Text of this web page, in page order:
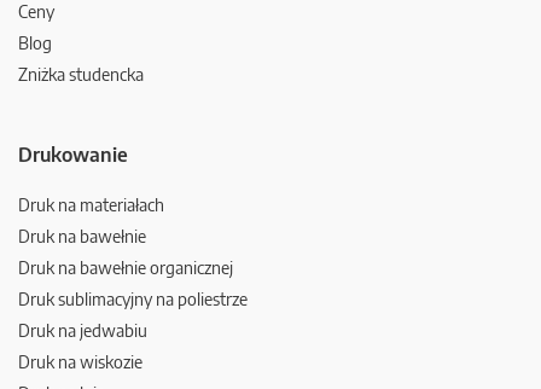
Ceny
Blog
Zniżka studencka
Drukowanie
Druk na materiałach
Druk na bawełnie
Druk na bawełnie organicznej
Druk sublimacyjny na poliestrze
Druk na jedwabiu
Druk na wiskozie